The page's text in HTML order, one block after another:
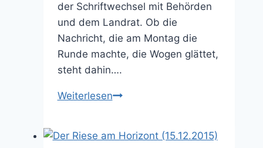
der Schriftwechsel mit Behörden
und dem Landrat. Ob die
Nachricht, die am Montag die
Runde machte, die Wogen glättet,
steht dahin….
WeiterlesenSchallmessungen